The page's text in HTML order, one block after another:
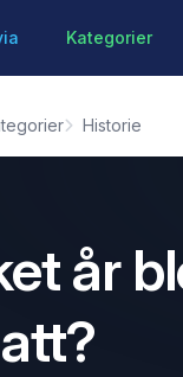
Kategorier
Historie
år